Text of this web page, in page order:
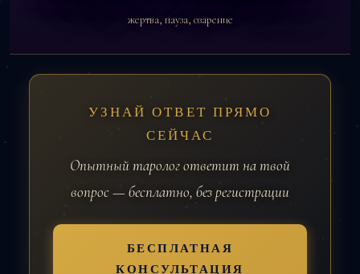
жертва, пауза, озарение
УЗНАЙ ОТВЕТ ПРЯМО
СЕЙЧАС
Опытный таролог ответит на твой
вопрос — бесплатно, без регистрации
БЕСПЛАТНАЯ
КОНСУЛЬТАЦИЯ